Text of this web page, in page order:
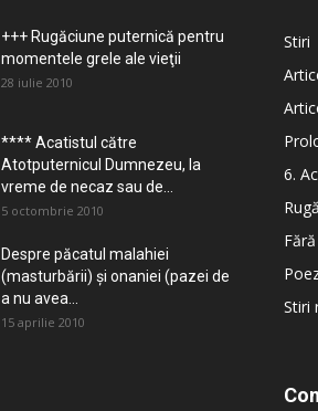
+++ Rugăciune puternică pentru
momentele grele ale vieţii
28 iulie 2010
**** Acatistul către
Atotputernicul Dumnezeu, la
vreme de necaz sau de...
5 octombrie 2010
Despre păcatul malahiei
(masturbării) şi onaniei (pazei de
a nu avea...
15 aprilie 2010
Stiri
6.
Stiri